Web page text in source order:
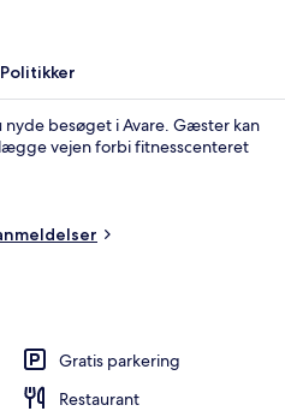
Politikker
nyde besøget i Avare. Gæster kan
vejen forbi fitnesscenteret
Gratis parkering
Restaurant